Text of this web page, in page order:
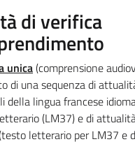
di verifica
unica(comprensione
di una sequenza di
della lingua francese
(LM37) e di
letterario per LM37 e